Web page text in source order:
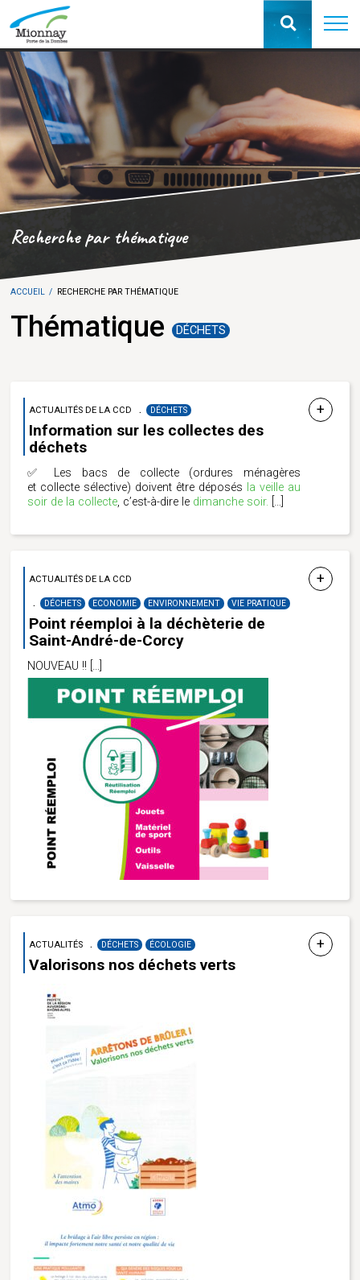
Recherche par thématique
ACCUEIL RECHERCHE PAR THÉMATIQUE
Thématique DÉCHETS
ACTUALITÉS DE LA CCD DÉCHETS
Information sur les collectes des
déchets
✅
Les bacs de collecte (ordures ménagères
et collecte sélective) doivent être déposés la veille au
soir de la collecte, c’est-à-dire le dimanche soir. […]
ACTUALITÉS DE LA CCD
DÉCHETS ECONOMIE ENVIRONNEMENT VIE PRATIQUE
Point réemploi à la déchèterie de
Saint-André-de-Corcy
NOUVEAU !! […]
ACTUALITÉS DÉCHETS ÉCOLOGIE
Valorisons nos déchets verts